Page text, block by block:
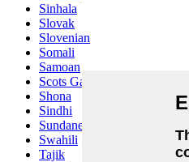
Sinhala
Slovak
Slovenian
Somali
Samoan
Scots Gaelic
Shona
Sindhi
Sundanese
Swahili
Tajik